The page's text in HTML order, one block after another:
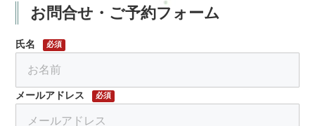
お問合せ・ご予約フォーム
氏名 必須
メールアドレス 必須